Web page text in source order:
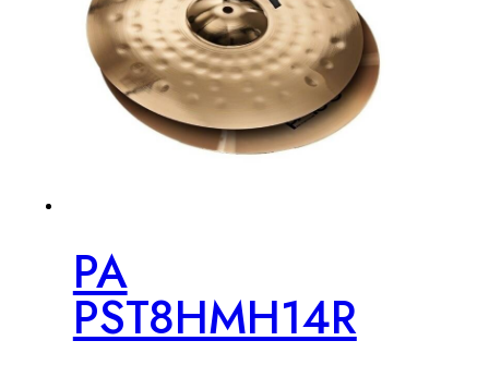
PA
PST8HMH14R